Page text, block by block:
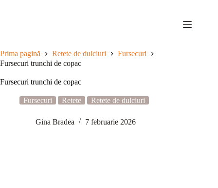
Prima pagină Retete de dulciuri
Fursecuri
Fursecuri trunchi de copac
Fursecuri trunchi de copac
Fursecuri Retete Retete de dulciuri
Gina Bradea 7 februarie 2026